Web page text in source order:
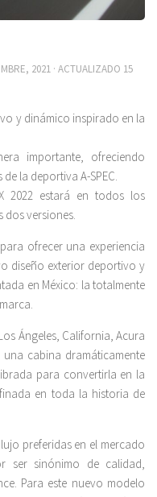
2021 · ACTUALIZADO 15
y dinámico inspirado en la
importante, ofreciendo
la deportiva A-SPEC.
2022 estará en todos los
dos versiones.
ofrecer una experiencia
diseño exterior deportivo y
en México: la totalmente
Ángeles, California, Acura
una cabina dramáticamente
para convertirla en la
en toda la historia de
lujo preferidas en el mercado
ser sinónimo de calidad,
Para este nuevo modelo